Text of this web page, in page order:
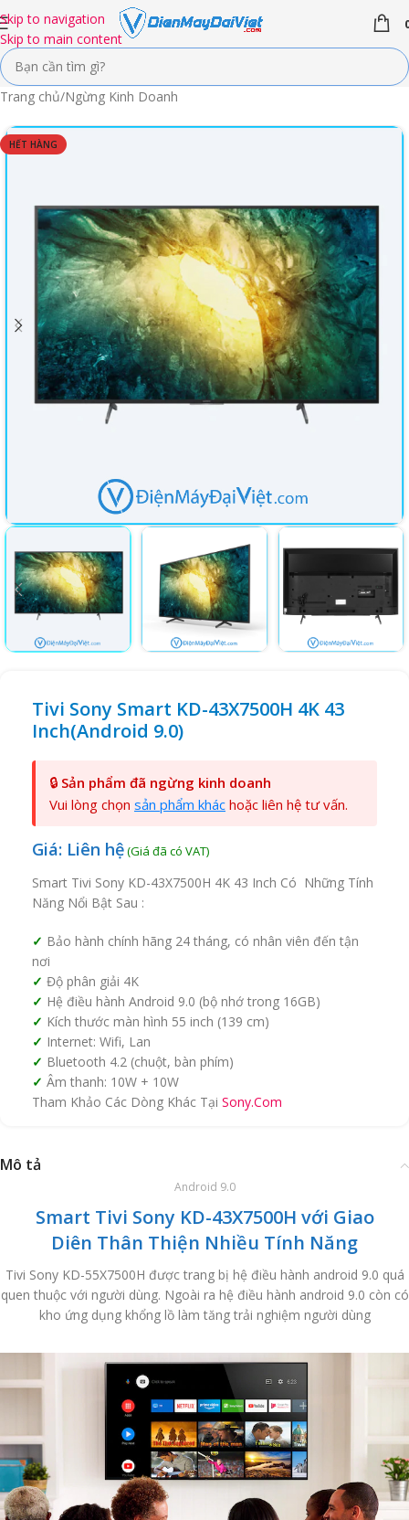
Skip to navigation
Skip to main content
Trang chủ/Ngừng Kinh Doanh
HẾT HÀNG
Tivi Sony Smart KD-43X7500H 4K 43
Inch(Android 9.0)
🔒 Sản phẩm đã ngừng kinh doanh
Vui lòng chọn sản phẩm khác hoặc liên hệ tư vấn.
Giá: Liên hệ
Smart Tivi Sony KD-43X7500H 4K 43 Inch Có Những Tính
Năng Nổi Bật Sau :
Bảo hành chính hãng 24 tháng, có nhân viên đến tận
nơi
Độ phân giải 4K
Hệ điều hành Android 9.0 (bộ nhớ trong 16GB)
Kích thước màn hình 55 inch (139 cm)
Internet: Wifi, Lan
Bluetooth 4.2 (chuột, bàn phím)
Âm thanh: 10W + 10W
Tham Khảo Các Dòng Khác Tại Sony.Com
Mô tả
Android 9.0
Smart Tivi Sony KD-43X7500H với Giao
Diên Thân Thiện Nhiều Tính Năng
Tivi Sony KD-55X7500H được trang bị hệ điều hành android 9.0 quá
quen thuộc với người dùng. Ngoài ra hệ điều hành android 9.0 còn có
kho ứng dụng khổng lồ làm tăng trải nghiệm người dùng